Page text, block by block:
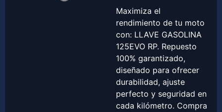
Maximiza el
rendimiento de tu moto
con: LLAVE GASOLINA
125EVO RP. Repuesto
100% garantizado,
diseñado para ofrecer
durabilidad, ajuste
perfecto y seguridad en
cada kilómetro. Compra